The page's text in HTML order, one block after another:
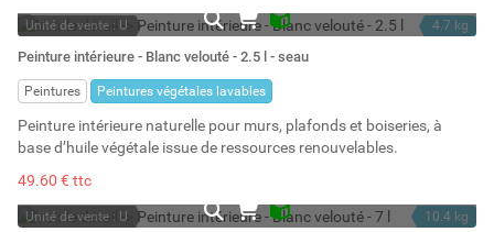
Unité de vente : U
En stock
Stock : 4
4.7 kg
Peinture intérieure - Blanc velouté - 2.5 l - seau
Peintures Peintures végétales lavables
Peinture intérieure naturelle pour murs, plafonds et boiseries, à
base d’huile végétale issue de ressources renouvelables.
49.60 € ttc
Unité de vente : U
10.4 kg